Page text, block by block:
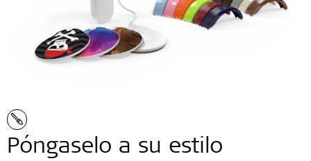
Póngaselo a su estilo